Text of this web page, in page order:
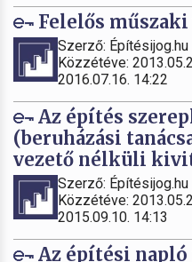
Felelős
Szerző: Építésijog.hu
Közzétéve:
2016.07.16. 14:22
Az építés
(beruházási
vezető nélküli
Szerző: Építésijog.hu
Közzétéve:
2015.09.10. 14:13
Az építési napló